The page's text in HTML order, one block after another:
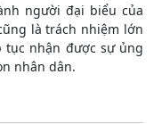
người đại biểu của
là trách nhiệm lớn
tục nhận được sự ủng
nhân dân.